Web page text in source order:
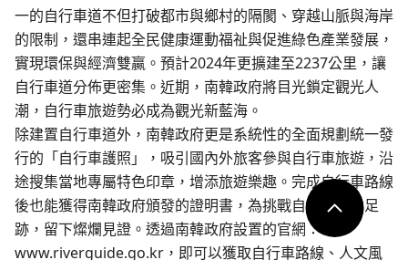
幣別
新台幣（TWD）
美元（USD）
登入
繁中 简中 En